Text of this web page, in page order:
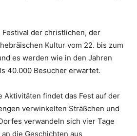
Festival der christlichen, der
Kultur vom 22. bis zum
es werden wie in den Jahren
40.000 Besucher erwartet.
Aktivitäten findet das Fest auf der
verwinkelten Sträßchen und
verwandeln sich vier Tage
die Geschichten aus